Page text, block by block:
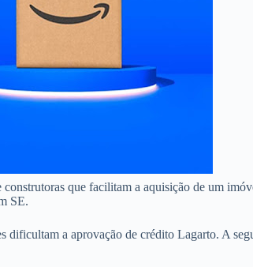
que facilitam a aquisição de um
SE.
dificultam a aprovação de crédito Lagarto. A